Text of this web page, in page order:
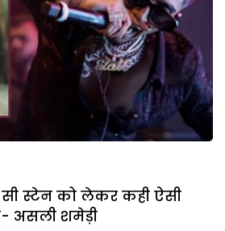
सी स्टेन को लेकर कही ऐसी
असली शमेड़ी